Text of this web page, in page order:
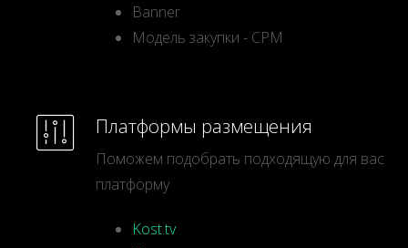
Banner
Модель закупки - CPM
Платформы размещения
Поможем подобрать подходящую для вас
платформу
Kost.tv